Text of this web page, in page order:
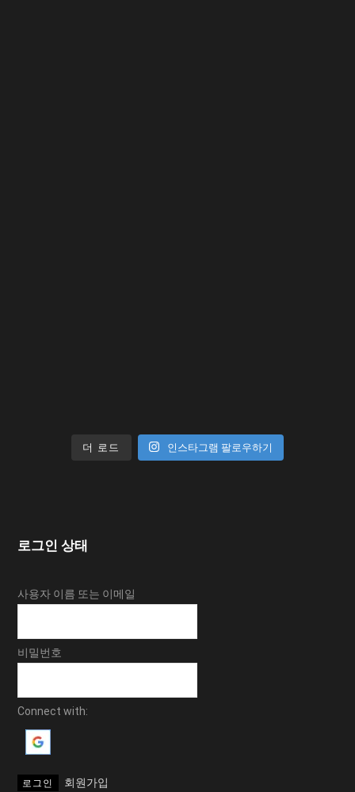
더 로드 인스타그램 팔로우하기
로그인 상태
사용자 이름 또는 이메일
비밀번호
Connect with:
회원가입